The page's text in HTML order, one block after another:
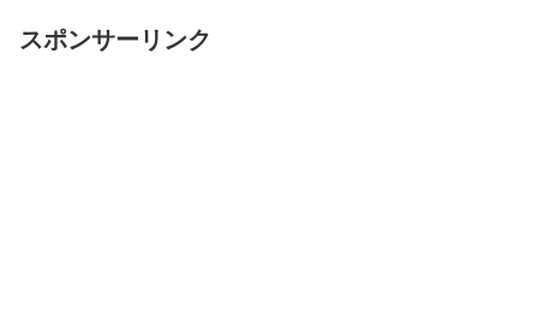
スポンサーリンク